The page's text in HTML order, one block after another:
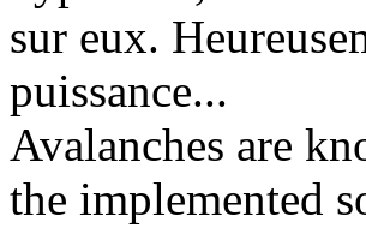
sur eux.
puissance...
Avalanches are
the implemented